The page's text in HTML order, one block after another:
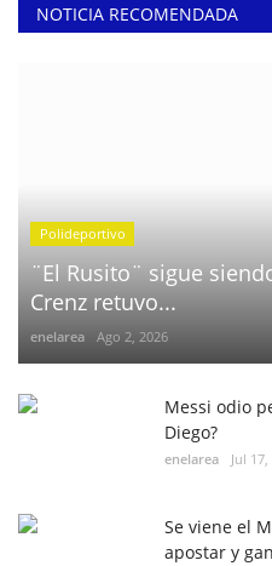
NOTICIA RECOMENDADA
Polideportivo
¨El Rusito¨ sigue
Crenz retuvo...
enelarea Ago 2, 2026
Messi odio
Diego?
enelarea Jul
Se viene el
apostar y